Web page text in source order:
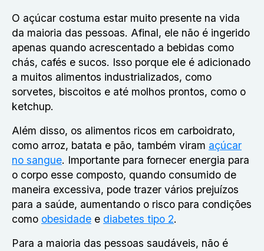
O açúcar costuma estar muito presente na vida
da maioria das pessoas. Afinal, ele não é ingerido
apenas quando acrescentado a bebidas como
chás, cafés e sucos. Isso porque ele é adicionado
a muitos alimentos industrializados, como
sorvetes, biscoitos e até molhos prontos, como o
ketchup.
Além disso, os alimentos ricos em carboidrato,
como arroz, batata e pão, também viram açúcar
no sangue. Importante para fornecer energia para
o corpo esse composto, quando consumido de
maneira excessiva, pode trazer vários prejuízos
para a saúde, aumentando o risco para condições
como obesidade e diabetes tipo 2.
Para a maioria das pessoas saudáveis, não é